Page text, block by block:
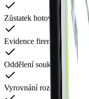
Zůstatek hotovosti a
Evidence firemních
Oddělení soukromých
Vyrovnání rozdílu